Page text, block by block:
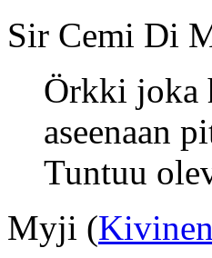
Sir Cemi Di
Örkki joka
aseenaan
Tuntuu
Myji (Kivinen